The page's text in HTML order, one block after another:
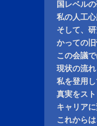
国レベル
私の人工
そして、
かっての
この会議
現状の流
私を登用し
真実をスト
キャリア
これから